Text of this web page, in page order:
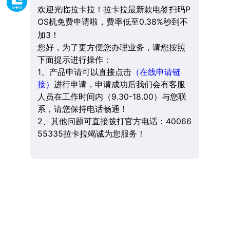
欢迎光临拉卡拉！拉卡拉最新款电签扫码P
OS机免费申请啦，费率低至0.38%秒到不
加3！
您好，为了更方便您办理业务，请您按照
下面提示进行操作：
1、产品申请可以直接点击（在线申请链
接） 进行申请，申请成功后我们会有客服
人员在工作时间内（9.30-18.00）与您联
系，请您保持电话畅通！
2、其他问题可直接拨打官方电话：40066
55335拉卡拉竭诚为您服务！